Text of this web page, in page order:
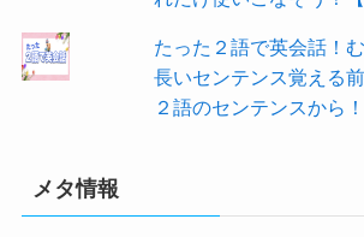
たった２語で英会話！
長いセンテンス覚える
２語のセンテンスから！
メタ情報